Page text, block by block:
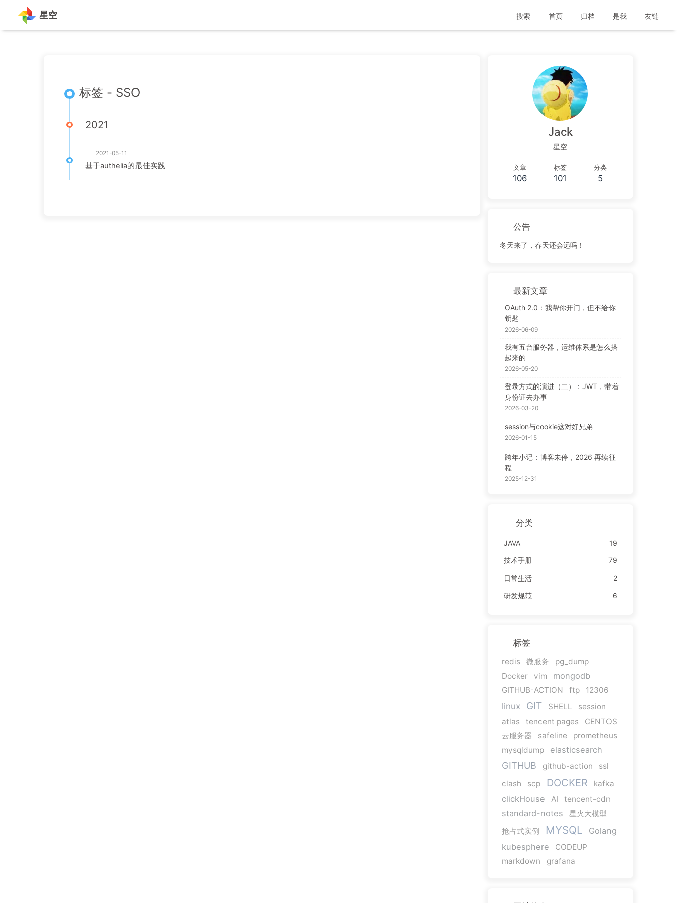
星空 搜索 首页 归档 是我 友链
标签 - SSO
2021
2021-05-11
基于authelia的最佳实践
Jack
星空
文章
106
标签
101
分类
5
公告
冬天来了，春天还会远吗！
最新文章
OAuth 2.0：我帮你开门，但不给你
钥匙
2026-06-09
我有五台服务器，运维体系是怎么搭
起来的
2026-05-20
登录方式的演进（二）：JWT，带着
身份证去办事
2026-03-20
session与cookie这对好兄弟
2026-01-15
跨年小记：博客未停，2026 再续征
程
2025-12-31
分类
JAVA
19
技术手册
79
日常生活
2
研发规范
6
标签
redis 微服务
pg_dump
Docker
vim mongodb
GITHUB-ACTION ftp 12306
linux GIT SHELL
session
atlas
tencent pages
CENTOS
云服务器
safeline
prometheus
mysqldump
elasticsearch
GITHUB github-action
ssl
clash
scp DOCKER kafka
clickHouse AI tencent-cdn
standard-notes
星火大模型
抢占式实例
MYSQL
Golang
kubesphere
CODEUP
markdown
grafana